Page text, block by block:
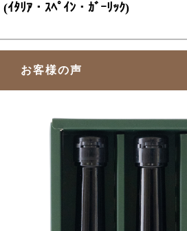
お問い合わせ
LINE (割引クーポン
Facebook
(ｲﾀﾘｱ・ｽﾍﾟｲﾝ・ｶﾞｰﾘｯｸ)
お客様の声